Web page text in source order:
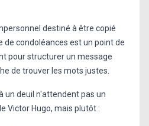
destiné à être copié
de condoléances est un point de
pour structurer un message
de trouver les mots justes.
un deuil n'attendent pas un
Victor Hugo, mais plutôt :